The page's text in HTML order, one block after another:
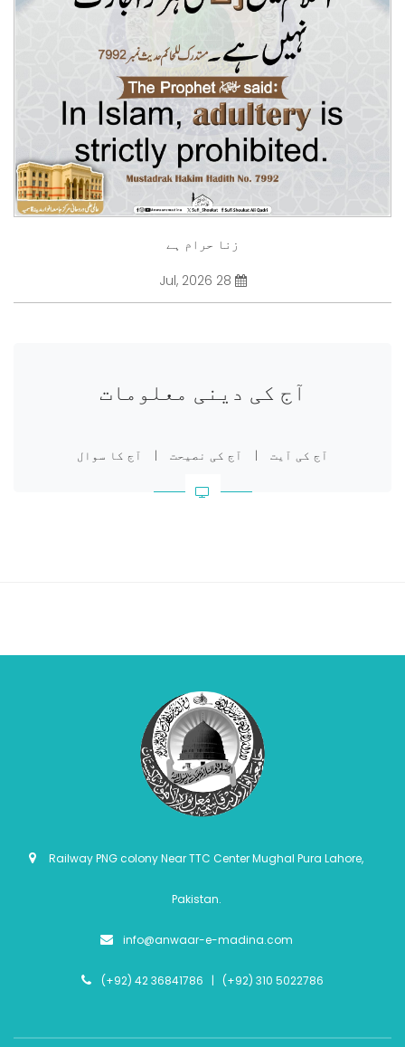
زنا حرام ہے
آج کی دینی معلومات
آج کی آیت | آج کی نصیحت | آج کا سوال
Railway PNG colony Near TTC Center Mughal Pura Lahore,
Pakistan.
info@anwaar-e-madina.com
(+92) 42 36841786 | (+92) 310 5022786